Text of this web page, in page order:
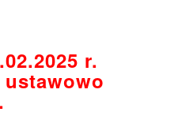
r.
ustawowo